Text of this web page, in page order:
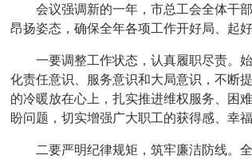
会议强调新的一年，市总工会全体干部
昂扬姿态，确保全年各项工作开好局、起好
一要调整工作状态，认真履职尽责。始
化责任意识、服务意识和大局意识，不断
的冷暖放在心上，扎实推进维权服务、困
盼问题，切实增强广大职工的获得感、幸福
二要严明纪律规矩，筑牢廉洁防线。全